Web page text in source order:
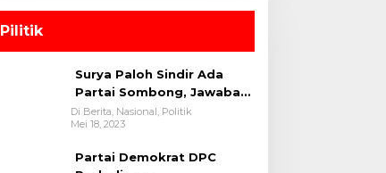
Pilitik
Surya Paloh Sindir Ada
Partai Sombong, Jawaban
Megawati
Di Berita, Nasional, Politik
Mei 18, 2023
Partai Demokrat DPC